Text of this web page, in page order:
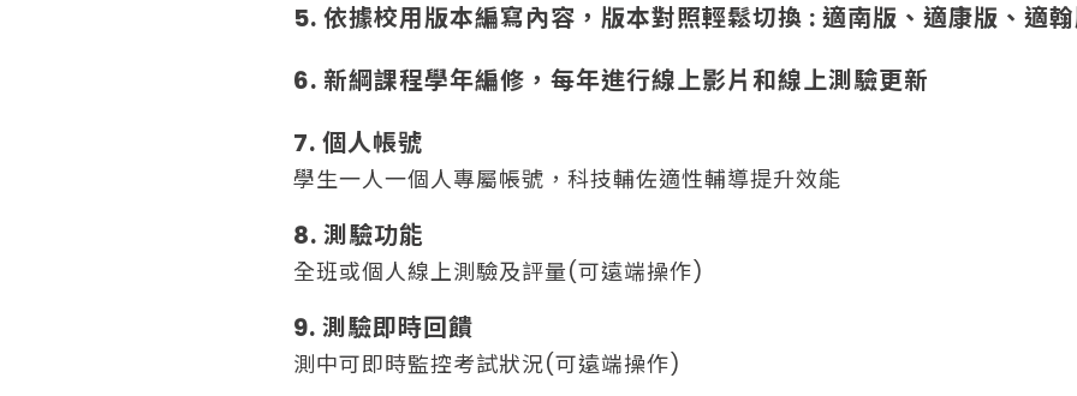
5. 依據校用版本編寫內容，版本對照輕鬆切換 : 適南版、適康版、適
6. 新綱課程學年編修，每年進行線上影片和線上測驗更新
7. 個人帳號
學生一人一個人專屬帳號，科技輔佐適性輔導提升效能
8. 測驗功能
全班或個人線上測驗及評量(可遠端操作)
9. 測驗即時回饋
測中可即時監控考試狀況(可遠端操作)